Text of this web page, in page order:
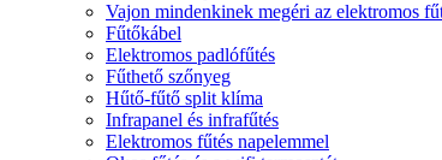
Vajon mindenkinek megéri az elektromos
Fűtőkábel
Elektromos padlófűtés
Fűthető szőnyeg
Hűtő-fűtő split klíma
Infrapanel és infrafűtés
Elektromos fűtés napelemmel